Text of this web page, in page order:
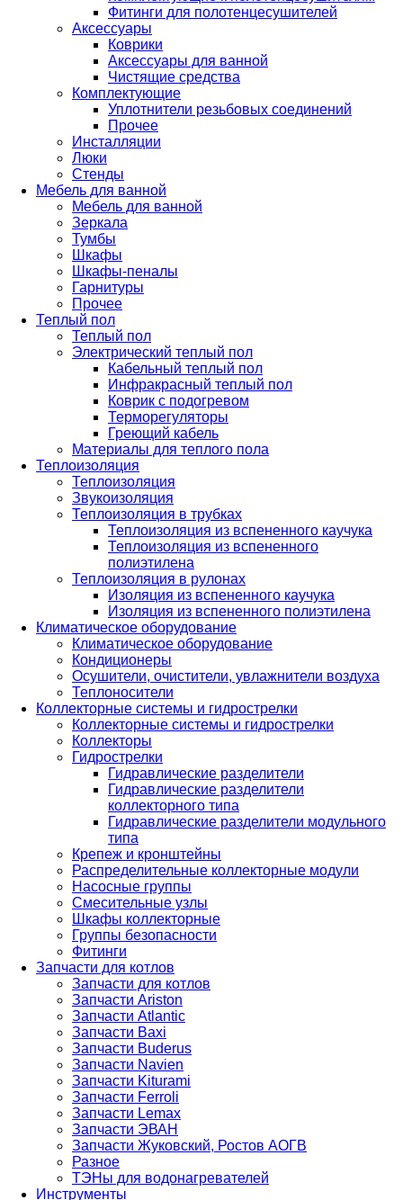
Фитинги для полотенцесушителей
Аксессуары
Коврики
Аксессуары для ванной
Чистящие средства
Комплектующие
Уплотнители резьбовых соединений
Прочее
Инсталляции
Люки
Стенды
Мебель для ванной
Мебель для ванной
Зеркала
Тумбы
Шкафы
Шкафы-пеналы
Гарнитуры
Прочее
Теплый пол
Теплый пол
Электрический теплый пол
Кабельный теплый пол
Инфракрасный теплый пол
Коврик с подогревом
Терморегуляторы
Греющий кабель
Материалы для теплого пола
Теплоизоляция
Теплоизоляция
Звукоизоляция
Теплоизоляция в трубках
Теплоизоляция из вспененного каучука
Теплоизоляция из вспененного
полиэтилена
Теплоизоляция в рулонах
Изоляция из вспененного каучука
Изоляция из вспененного полиэтилена
Климатическое оборудование
Климатическое оборудование
Кондиционеры
Осушители, очистители, увлажнители воздуха
Теплоносители
Коллекторные системы и гидрострелки
Коллекторные системы и гидрострелки
Коллекторы
Гидрострелки
Гидравлические разделители
Гидравлические разделители
коллекторного типа
Гидравлические разделители модульного
типа
Крепеж и кронштейны
Распределительные коллекторные модули
Насосные группы
Смесительные узлы
Шкафы коллекторные
Группы безопасности
Фитинги
Запчасти для котлов
Запчасти для котлов
Запчасти Ariston
Запчасти Atlantic
Запчасти Baxi
Запчасти Buderus
Запчасти Navien
Запчасти Kiturami
Запчасти Ferroli
Запчасти Lemax
Запчасти ЭВАН
Запчасти Жуковский, Ростов АОГВ
Разное
ТЭНы для водонагревателей
Инструменты